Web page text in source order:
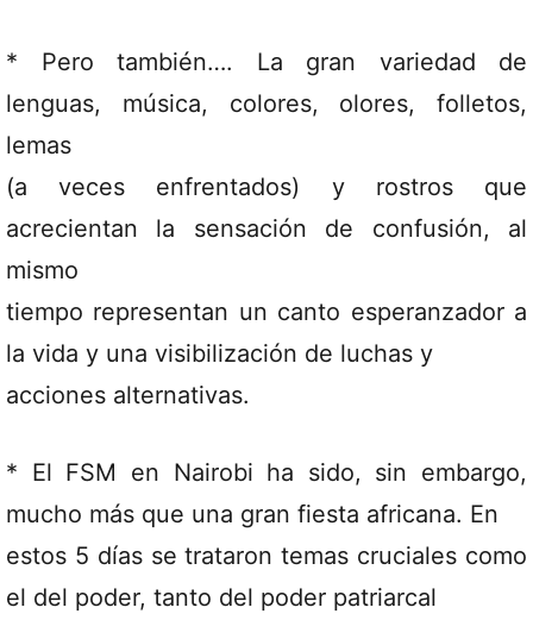
* Pero también…. La gran variedad de
lenguas, música, colores, olores, folletos,
lemas
(a veces enfrentados) y rostros que
acrecientan la sensación de confusión, al
mismo
tiempo representan un canto esperanzador a
la vida y una visibilización de luchas y
acciones alternativas.
* El FSM en Nairobi ha sido, sin embargo,
mucho más que una gran fiesta africana. En
estos 5 días se trataron temas cruciales como
el del poder, tanto del poder patriarcal